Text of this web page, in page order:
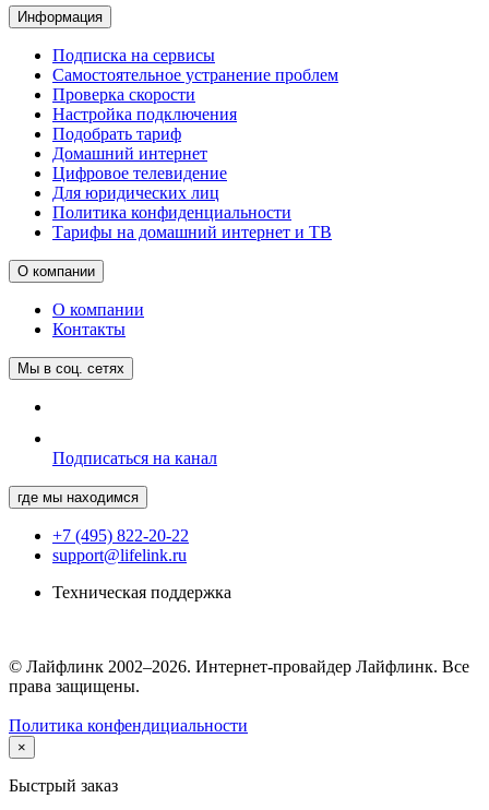
Информация
Подписка на сервисы
Самостоятельное устранение проблем
Проверка скорости
Настройка подключения
Подобрать тариф
Домашний интернет
Цифровое телевидение
Для юридических лиц
Политика конфиденциальности
Тарифы на домашний интернет и ТВ
О компании
О компании
Контакты
Мы в соц. сетях
Подписаться на канал
где мы находимся
+7 (495) 822-20-22
support@lifelink.ru
Техническая поддержка
© Лайфлинк 2002–2026. Интернет-провайдер Лайфлинк. Все
права защищены.
Политика конфендициальности
×
Быстрый заказ